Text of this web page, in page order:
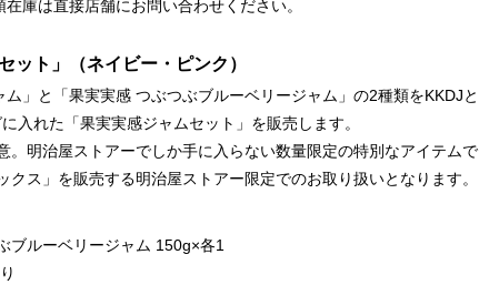
庫は直接店舗にお問い合わせください。
ット」（ネイビー・ピンク）
」と「果実実感 つぶつぶブルーベリージャム」の2種類をKKDJと
入れた「果実実感ジャムセット」を販売します。
。明治屋ストアーでしか手に入らない数量限定の特別なアイテムで
ス」を販売する明治屋ストアー限定でのお取り扱いとなります。
ブルーベリージャム 150g×各1